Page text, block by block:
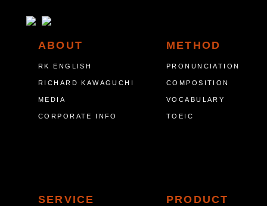
ABOUT
RK ENGLISH
RICHARD KAWAGUCHI
MEDIA
CORPORATE INFO
METHOD
PRONUNCIATION
COMPOSITION
VOCABULARY
TOEIC
SERVICE PRODUCT